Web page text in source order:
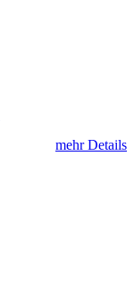
mehr Details